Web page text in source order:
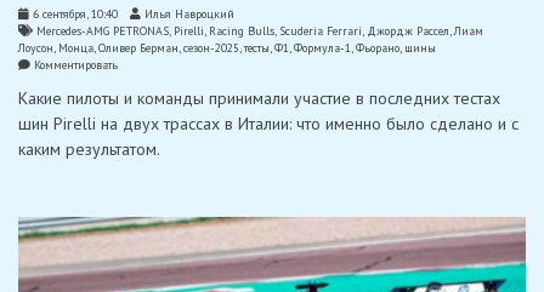
6 сентября, 10:40
Илья Навроцкий
Mercedes-AMG PETRONAS, Pirelli, Racing Bulls, Scuderia Ferrari, Джордж Рассел,Лиам
Лоусон, Монца,Оливер Берман,сезон-2025,тесты,Ф1,Формула-1,Фьорано, шины
Комментироватьon
шин
Италии:
кругов,
Берман
167
Какие пилоты и команды принимали участие в последних тестах
шин Pirelli на двух трассах в Италии: что именно было сделано и с
каким результатом.